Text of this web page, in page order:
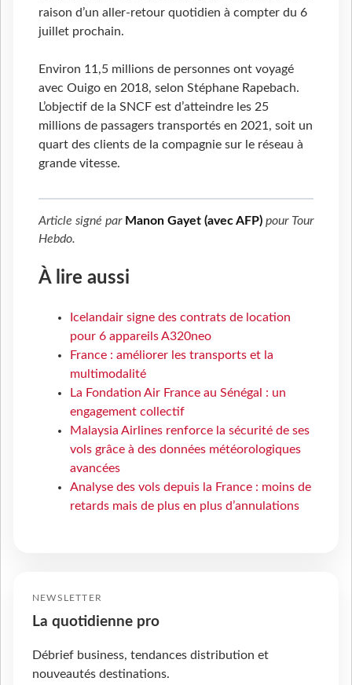
raison d’un aller-retour quotidien à compter du 6
juillet prochain.
Environ 11,5 millions de personnes ont voyagé
avec Ouigo en 2018, selon Stéphane Rapebach.
L’objectif de la SNCF est d’atteindre les 25
millions de passagers transportés en 2021, soit un
quart des clients de la compagnie sur le réseau à
grande vitesse.
Article signé par Manon Gayet (avec AFP) pour Tour
Hebdo.
À lire aussi
Icelandair signe des contrats de location
pour 6 appareils A320neo
France : améliorer les transports et la
multimodalité
La Fondation Air France au Sénégal : un
engagement collectif
Malaysia Airlines renforce la sécurité de ses
vols grâce à des données météorologiques
avancées
Analyse des vols depuis la France : moins de
retards mais de plus en plus d’annulations
NEWSLETTER
La quotidienne pro
Débrief business, tendances distribution et
nouveautés destinations.